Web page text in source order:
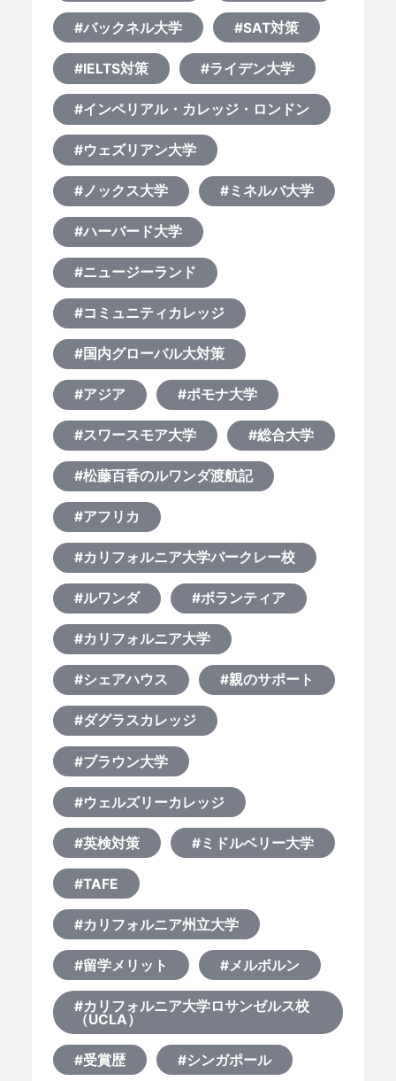
#バックネル大学 #SAT対策
#IELTS対策 #ライデン大学
#インペリアル・カレッジ・ロンドン
#ウェズリアン大学
#ノックス大学 #ミネルバ大学
#ハーバード大学
#ニュージーランド
#コミュニティカレッジ
#国内グローバル大対策
#アジア #ポモナ大学
#スワースモア大学 #総合大学
#松藤百香のルワンダ渡航記
#アフリカ
#カリフォルニア大学バークレー校
#ルワンダ #ボランティア
#カリフォルニア大学
#シェアハウス #親のサポート
#ダグラスカレッジ
#ブラウン大学
#ウェルズリーカレッジ
#英検対策 #ミドルベリー大学
#TAFE
#カリフォルニア州立大学
#留学メリット #メルボルン
#カリフォルニア大学ロサンゼルス校
（UCLA）
#受賞歴 #シンガポール